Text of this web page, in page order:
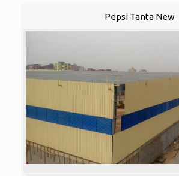
Pepsi Tanta New